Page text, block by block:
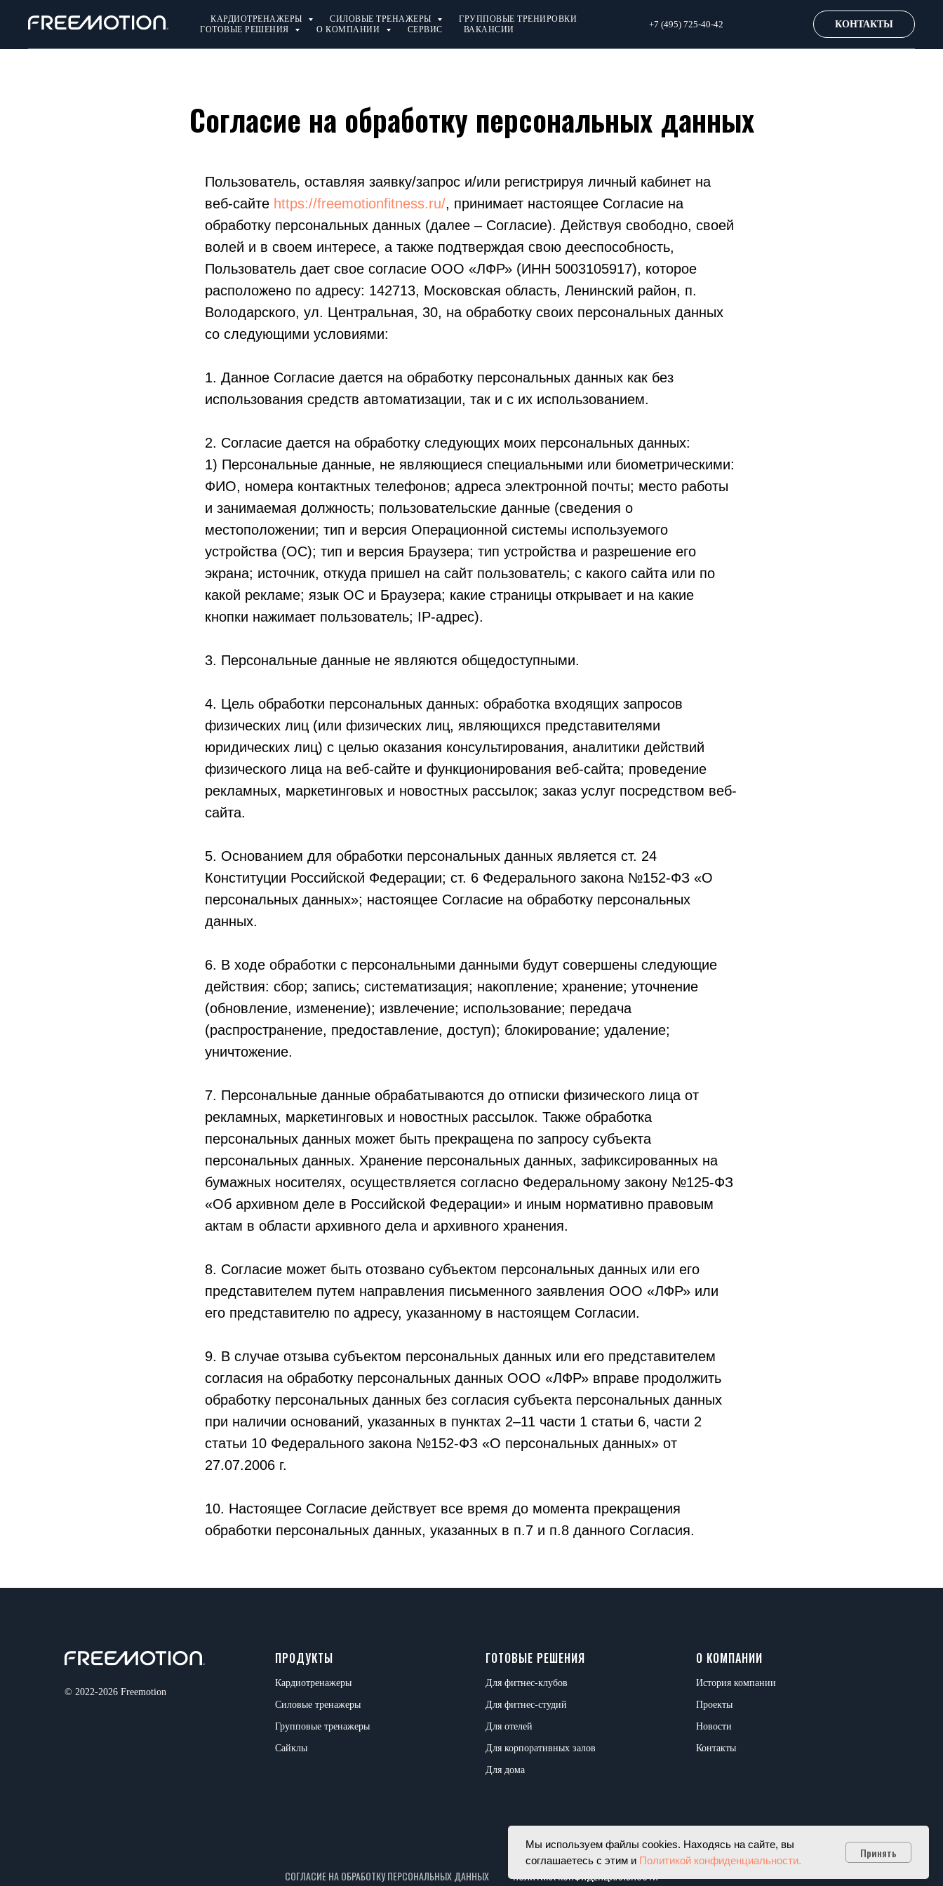
КАРДИОТРЕНАЖЕРЫ СИЛОВЫЕ ТРЕНАЖЕРЫ
ГРУППОВЫЕ ТРЕНИРОВКИ
ГОТОВЫЕ РЕШЕНИЯ
О КОМПАНИИ СЕРВИС ВАКАНСИИ
+7 (495) 725-40-42 КОНТАКТЫ
Согласие на обработку персональных данных
Пользователь, оставляя заявку/запрос и/или регистрируя личный кабинет на
веб-сайте https://freemotionfitness.ru/, принимает настоящее Согласие на
обработку персональных данных (далее – Согласие). Действуя свободно, своей
волей и в своем интересе, а также подтверждая свою дееспособность,
Пользователь дает свое согласие ООО «ЛФР» (ИНН 5003105917), которое
расположено по адресу: 142713, Московская область, Ленинский район, п.
Володарского, ул. Центральная, 30, на обработку своих персональных данных
со следующими условиями:
1. Данное Согласие дается на обработку персональных данных как без
использования средств автоматизации, так и с их использованием.
2. Согласие дается на обработку следующих моих персональных данных:
1) Персональные данные, не являющиеся специальными или биометрическими:
ФИО, номера контактных телефонов; адреса электронной почты; место работы
и занимаемая должность; пользовательские данные (сведения о
местоположении; тип и версия Операционной системы используемого
устройства (ОС); тип и версия Браузера; тип устройства и разрешение его
экрана; источник, откуда пришел на сайт пользователь; с какого сайта или по
какой рекламе; язык ОС и Браузера; какие страницы открывает и на какие
кнопки нажимает пользователь; IP-адрес).
3. Персональные данные не являются общедоступными.
4. Цель обработки персональных данных: обработка входящих запросов
физических лиц (или физических лиц, являющихся представителями
юридических лиц) с целью оказания консультирования, аналитики действий
физического лица на веб-сайте и функционирования веб-сайта; проведение
рекламных, маркетинговых и новостных рассылок; заказ услуг посредством веб-
сайта.
5. Основанием для обработки персональных данных является ст. 24
Конституции Российской Федерации; ст. 6 Федерального закона №152-ФЗ «О
персональных данных»; настоящее Согласие на обработку персональных
данных.
6. В ходе обработки с персональными данными будут совершены следующие
действия: сбор; запись; систематизация; накопление; хранение; уточнение
(обновление, изменение); извлечение; использование; передача
(распространение, предоставление, доступ); блокирование; удаление;
уничтожение.
7. Персональные данные обрабатываются до отписки физического лица от
рекламных, маркетинговых и новостных рассылок. Также обработка
персональных данных может быть прекращена по запросу субъекта
персональных данных. Хранение персональных данных, зафиксированных на
бумажных носителях, осуществляется согласно Федеральному закону №125-ФЗ
«Об архивном деле в Российской Федерации» и иным нормативно правовым
актам в области архивного дела и архивного хранения.
8. Согласие может быть отозвано субъектом персональных данных или его
представителем путем направления письменного заявления ООО «ЛФР» или
его представителю по адресу, указанному в настоящем Согласии.
9. В случае отзыва субъектом персональных данных или его представителем
согласия на обработку персональных данных ООО «ЛФР» вправе продолжить
обработку персональных данных без согласия субъекта персональных данных
при наличии оснований, указанных в пунктах 2–11 части 1 статьи 6, части 2
статьи 10 Федерального закона №152-ФЗ «О персональных данных» от
27.07.2006 г.
10. Настоящее Согласие действует все время до момента прекращения
обработки персональных данных, указанных в п.7 и п.8 данного Согласия.
© 2022-2026 Freemotion
ПРОДУКТЫ
Кардиотренажеры
Силовые тренажеры
Групповые тренажеры
Сайклы
ГОТОВЫЕ РЕШЕНИЯ
Для фитнес-клубов
Для фитнес-студий
Для отелей
Для корпоративных залов
Для дома
О КОМПАНИИ
История компании
Проекты
Новости
Контакты
СОГЛАСИЕ НА ОБРАБОТКУ ПЕРСОНАЛЬНЫХ ДАННЫХ ПОЛИТИКА КОНФИДЕНЦИАЛЬНОСТИ
Мы используем файлы cookies. Находясь на сайте, вы
соглашаетесь с этим и Политикой конфиденциальности.
Принять